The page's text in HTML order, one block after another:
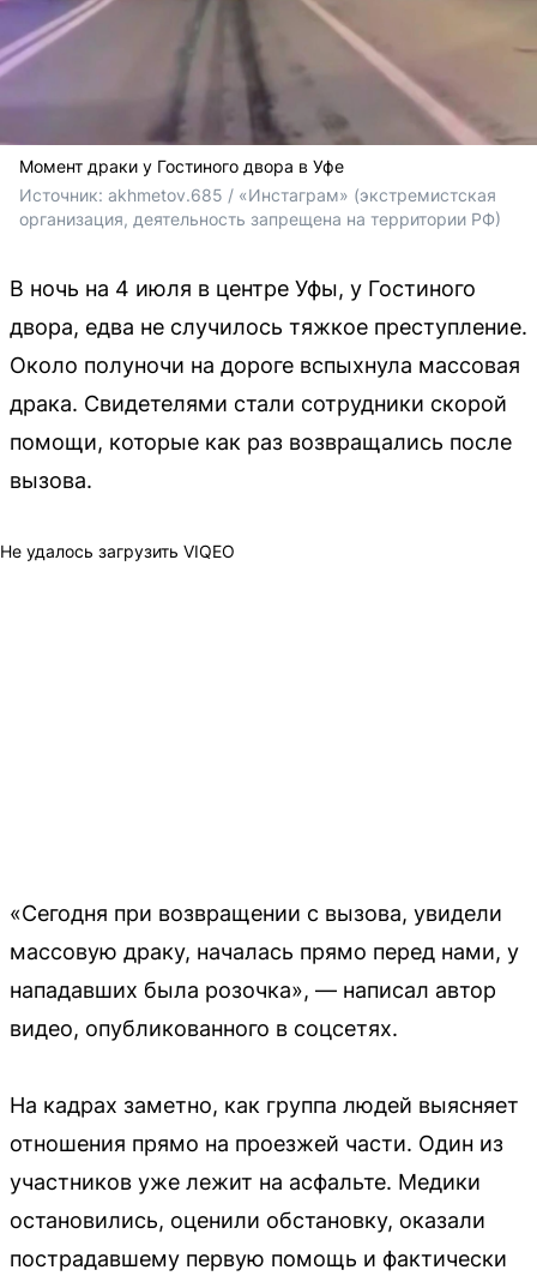
Момент драки у Гостиного двора в Уфе
Источник: akhmetov.685 / «Инстаграм» (экстремистская
организация, деятельность запрещена на территории РФ)
В ночь на 4 июля в центре Уфы, у Гостиного
двора, едва не случилось тяжкое преступление.
Около полуночи на дороге вспыхнула массовая
драка. Свидетелями стали сотрудники скорой
помощи, которые как раз возвращались после
вызова.
Не удалось загрузить VIQEO
«Сегодня при возвращении с вызова, увидели
массовую драку, началась прямо перед нами, у
нападавших была розочка», — написал автор
видео, опубликованного в соцсетях.
На кадрах заметно, как группа людей выясняет
отношения прямо на проезжей части. Один из
участников уже лежит на асфальте. Медики
остановились, оценили обстановку, оказали
пострадавшему первую помощь и фактически